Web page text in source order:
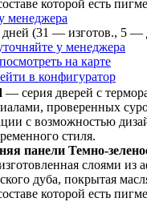
которой есть
менеджера
дней (31 — изготов., 5 —
у менеджера
посмотреть на карте
в конфигуратор
— серия дверей с
проверенных
с возможностью
стиля.
панели Темно-
слоями из
дуба, покрытая
которой есть